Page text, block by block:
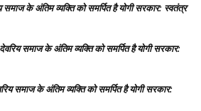
समाज के अंतिम व्यक्ति को समर्पित है योगी सरकार: स्वतंत्र
देवरिय समाज के अंतिम व्यक्ति को समर्पित है योगी सरकार:
समाज के अंतिम व्यक्ति को समर्पित है योगी सरकार: